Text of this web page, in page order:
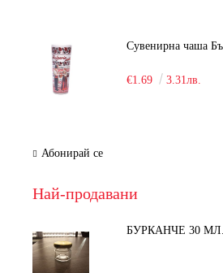
Сувенирна чаша
€1.69 3.31лв.
Абонирай се
Най-продавани
БУРКАНЧЕ 30